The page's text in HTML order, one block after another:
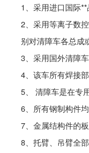
1、采用进口国际
2、采用等离子数
别对清障车各总成
3、采用国外清障
4、该车所有焊接
5、 清障车是在专
6、所有钢制构件
7、金属结构件的
8、托臂、吊臂全